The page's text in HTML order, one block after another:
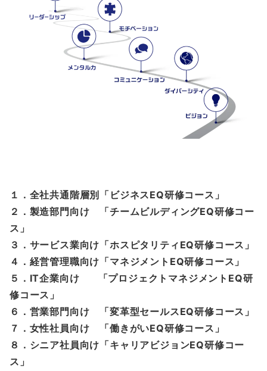
１．全社共通階層別「ビジネスEQ研修コース」
２．製造部門向け 「チームビルディングEQ研修コー
ス」
３．サービス業向け「ホスピタリティEQ研修コース」
４．経営管理職向け「マネジメントEQ研修コース」
５．IT企業向け 「プロジェクトマネジメントEQ研
修コース」
６．営業部門向け 「変革型セールスEQ研修コース」
７．女性社員向け 「働きがいEQ研修コース」
８．シニア社員向け「キャリアビジョンEQ研修コー
ス」